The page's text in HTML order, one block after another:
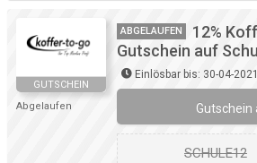
GUTSCHEIN
Abgelaufen
ABGELAUFEN
12%
Gutschein auf
Einlösbar bis: 30-04-2021
Gutschein
SCHULE12